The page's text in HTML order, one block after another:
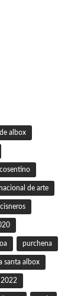
albox
cosentino
de arte
purchena
santa albox
2022